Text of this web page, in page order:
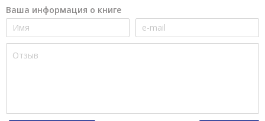
Ваша информация о книге